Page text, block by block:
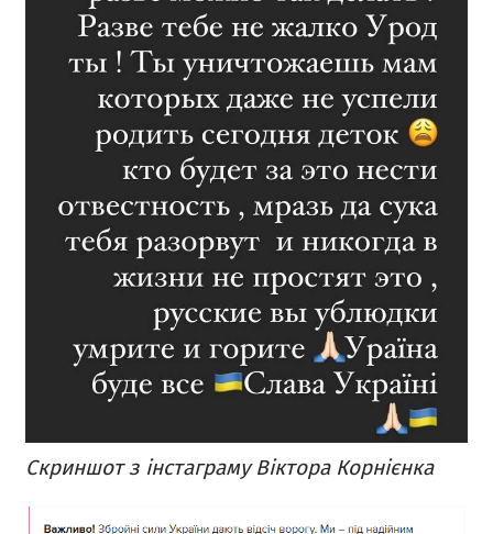
Скриншот з інстаграму Віктора Корнієнка